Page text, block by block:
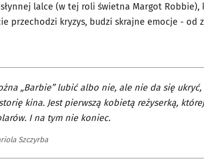
lalce (w tej roli świetna Margot
przechodzi kryzys, budzi skrajne emocje - od
„Barbie” lubić albo nie, ale nie da się ukryć,
kina. Jest pierwszą kobietą reżyserką,
I na tym nie koniec.
Szczyrba